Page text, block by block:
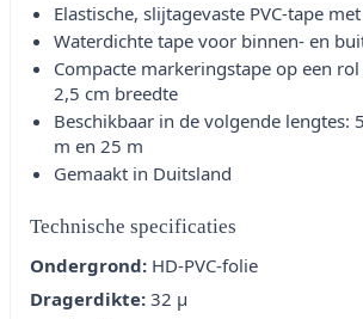
Elastische, slijtagevaste PVC-tape
Waterdichte tape voor binnen- en
Compacte markeringstape op een
2,5 cm breedte
Beschikbaar in de volgende lengtes:
m en 25 m
Gemaakt in Duitsland
Technische specificaties
Ondergrond: HD-PVC-folie
Dragerdikte: 32 µ